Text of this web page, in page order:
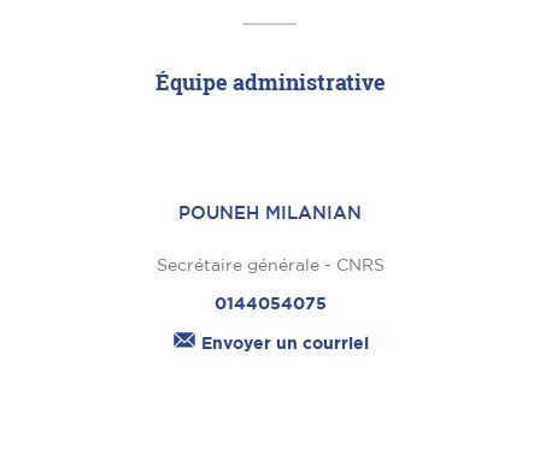
Équipe administrative
POUNEH MILANIAN
Secrétaire générale - CNRS
0144054075
Envoyer un courriel